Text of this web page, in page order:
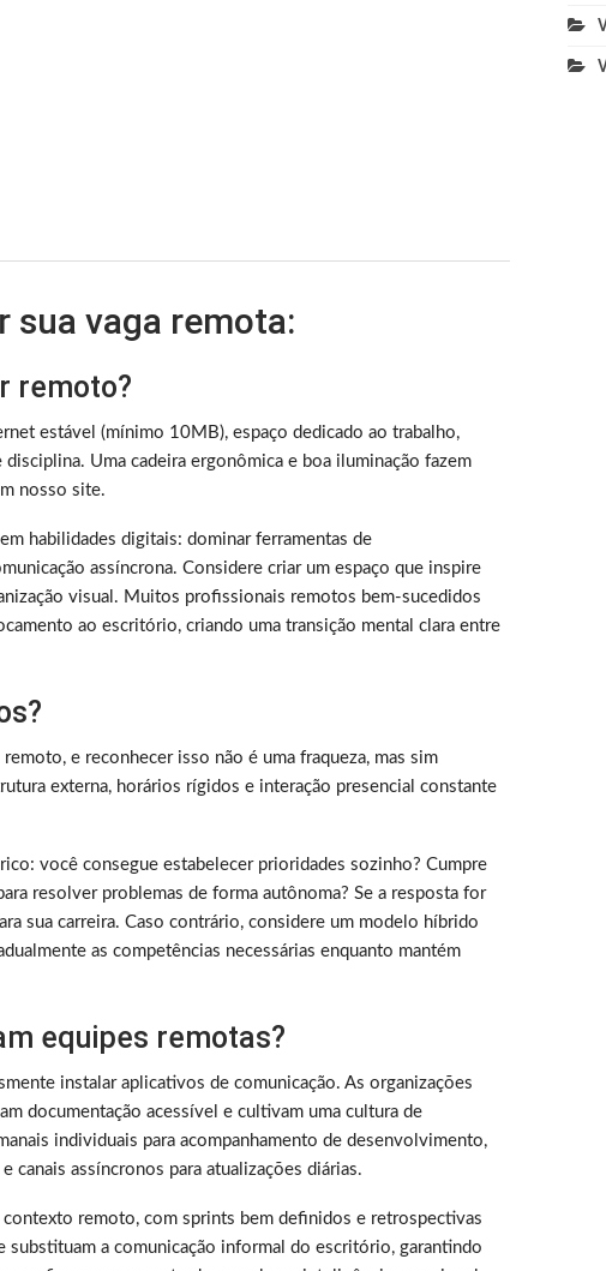
sua vaga remota:
remoto?
estável (mínimo 10MB), espaço dedicado ao trabalho,
Uma cadeira ergonômica e boa iluminação fazem
nosso site.
habilidades digitais: dominar ferramentas de
assíncrona. Considere criar um espaço que inspire
visual. Muitos profissionais remotos bem-sucedidos
ao escritório, criando uma transição mental clara entre
e reconhecer isso não é uma fraqueza, mas sim
externa, horários rígidos e interação presencial constante
você consegue estabelecer prioridades sozinho? Cumpre
resolver problemas de forma autônoma? Se a resposta for
sua carreira. Caso contrário, considere um modelo híbrido
as competências necessárias enquanto mantém
equipes remotas?
instalar aplicativos de comunicação. As organizações
documentação acessível e cultivam uma cultura de
individuais para acompanhamento de desenvolvimento,
canais assíncronos para atualizações diárias.
remoto, com sprints bem definidos e retrospectivas
substituam a comunicação informal do escritório, garantindo